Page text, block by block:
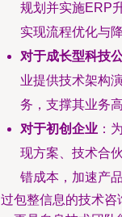
规划并实施ERP
实现流程优化与
对于成长型科技
业提供技术架构
务，支撑其业务
对于初创企业 ：
现方案、技术合
错成本，加速产品
包整信息的技术